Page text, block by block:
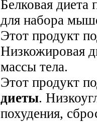
Белковая диета
для набора
Этот продукт
Низкожировая
массы тела.
Этот продукт
диеты.
похудения,